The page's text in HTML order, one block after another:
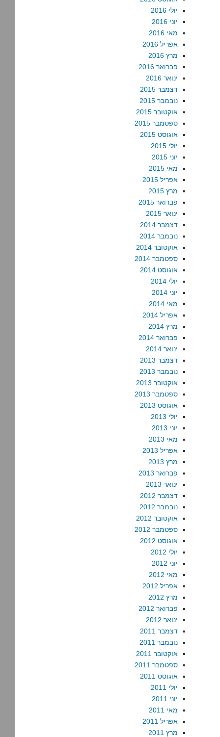
יולי 2016
יוני 2016
מאי 2016
אפריל 2016
מרץ 2016
פברואר 2016
ינואר 2016
דצמבר 2015
נובמבר 2015
אוקטובר 2015
ספטמבר 2015
אוגוסט 2015
יולי 2015
יוני 2015
מאי 2015
אפריל 2015
מרץ 2015
פברואר 2015
ינואר 2015
דצמבר 2014
נובמבר 2014
אוקטובר 2014
ספטמבר 2014
אוגוסט 2014
יולי 2014
יוני 2014
מאי 2014
אפריל 2014
מרץ 2014
פברואר 2014
ינואר 2014
דצמבר 2013
נובמבר 2013
אוקטובר 2013
ספטמבר 2013
אוגוסט 2013
יולי 2013
יוני 2013
מאי 2013
אפריל 2013
מרץ 2013
פברואר 2013
ינואר 2013
דצמבר 2012
נובמבר 2012
אוקטובר 2012
ספטמבר 2012
אוגוסט 2012
יולי 2012
יוני 2012
מאי 2012
אפריל 2012
מרץ 2012
פברואר 2012
ינואר 2012
דצמבר 2011
נובמבר 2011
אוקטובר 2011
ספטמבר 2011
אוגוסט 2011
יולי 2011
יוני 2011
מאי 2011
אפריל 2011
מרץ 2011